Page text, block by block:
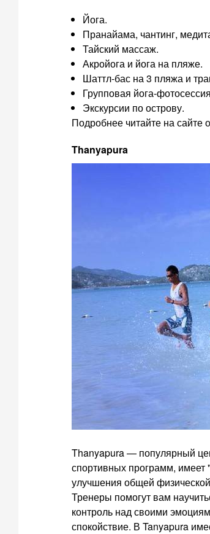
Йога.
Пранайама, чантинг,
Тайский массаж.
Акройога и йога на пляже.
Шаттл-бас на 3 пляжа и
Групповая йога-
Экскурсии по острову.
Подробнее читайте на сайте
Thanyapura
Thanyapura — популярный
спортивных программ, имеет
улучшения общей
Тренеры помогут вам
контроль над своими
спокойствие. В Tanyapura